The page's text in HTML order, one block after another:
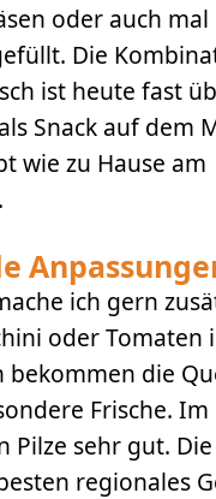
oder auch mal
Die
ist heute fast
Snack auf dem
wie zu Hause am
ich gern
oder Tomaten
bekommen die
Frische.
Pilze sehr gut.
regionales